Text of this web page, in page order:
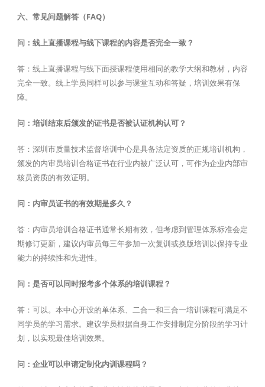
六、常见问题解答（FAQ）
问：线上直播课程与线下课程的内容是否完全一致？
答：线上直播课程与线下面授课程使用相同的教学大纲和教材，内容
完全一致。线上学员同样可以参与课堂互动和答疑，培训效果有保
障。
问：培训结束后颁发的证书是否被认证机构认可？
答：深圳市质量技术监督培训中心是具备法定资质的正规培训机构，
颁发的内审员培训合格证书在行业内被广泛认可，可作为企业内部审
核员资质的有效证明。
问：内审员证书的有效期是多久？
答：内审员培训合格证书通常长期有效，但考虑到管理体系标准会定
期修订更新，建议内审员每三年参加一次复训或换版培训以保持专业
能力的持续性和先进性。
问：是否可以同时报考多个体系的培训课程？
答：可以。本中心开设的单体系、二合一和三合一培训课程可满足不
同学员的学习需求。建议学员根据自身工作安排制定分阶段的学习计
划，以实现最佳培训效果。
问：企业可以申请定制化内训课程吗？